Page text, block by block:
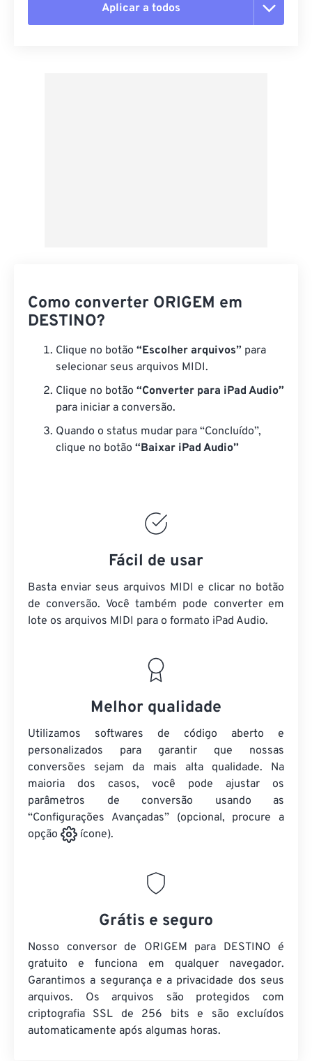
Aplicar a todos
Como converter ORIGEM em
DESTINO?
Clique no botão “Escolher arquivos” para
selecionar seus arquivos MIDI.
Clique no botão “Converter para iPad Audio”
para iniciar a conversão.
Quando o status mudar para “Concluído”,
clique no botão “Baixar iPad Audio”
Fácil de usar
Basta enviar seus arquivos MIDI e clicar no botão
de conversão. Você também pode converter em
lote os arquivos MIDI para o formato iPad Audio.
Melhor qualidade
Utilizamos softwares de código aberto e
personalizados para garantir que nossas
conversões sejam da mais alta qualidade. Na
maioria dos casos, você pode ajustar os
parâmetros de conversão usando as
“Configurações Avançadas” (opcional, procure a
opção
ícone).
Grátis e seguro
Nosso conversor de ORIGEM para DESTINO é
gratuito e funciona em qualquer navegador.
Garantimos a segurança e a privacidade dos seus
arquivos. Os arquivos são protegidos com
criptografia SSL de 256 bits e são excluídos
automaticamente após algumas horas.